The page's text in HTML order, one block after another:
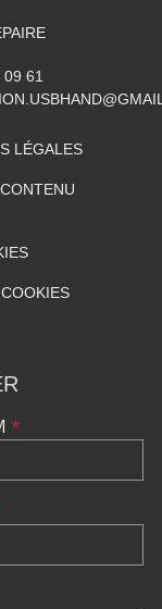
61
LÉGALES
*